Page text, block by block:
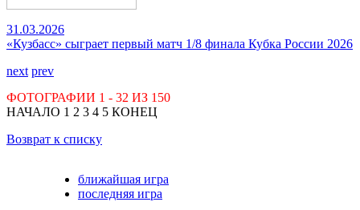
31.03.2026
«Кузбасс» сыграет первый матч 1/8 финала Кубка России 2026
next prev
ФОТОГРАФИИ 1 - 32 ИЗ 150
НАЧАЛО 1 2 3 4 5 КОНЕЦ
Возврат к списку
ближайшая игра
последняя игра